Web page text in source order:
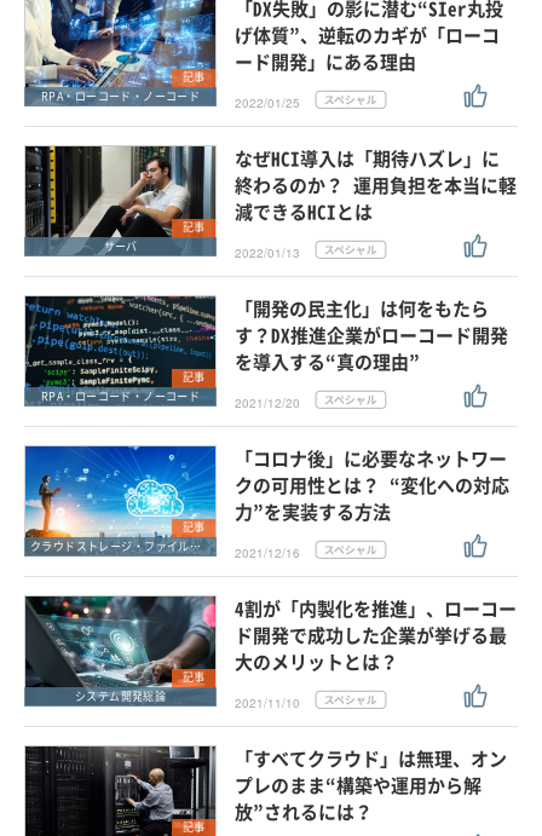
記事
RPA・ローコード・ノーコード
「DX失敗」の影に潜む“SIer丸投
げ体質”、逆転のカギが「ローコ
ード開発」にある理由
2022/01/25
記事
サーバ
なぜHCI導入は「期待ハズレ」に
終わるのか？ 運用負担を本当に軽
減できるHCIとは
2022/01/13
記事
RPA・ローコード・ノーコード
「開発の民主化」は何をもたら
す？DX推進企業がローコード開発
を導入する“真の理由”
2021/12/20
記事
クラウドストレージ・ファイル共有・ファイル転送
「コロナ後」に必要なネットワー
クの可用性とは？ “変化への対応
力”を実装する方法
2021/12/16
記事
システム開発総論
4割が「内製化を推進」、ローコー
ド開発で成功した企業が挙げる最
大のメリットとは？
2021/11/10
記事
「すべてクラウド」は無理、オン
プレのまま“構築や運用から解
放”されるには？